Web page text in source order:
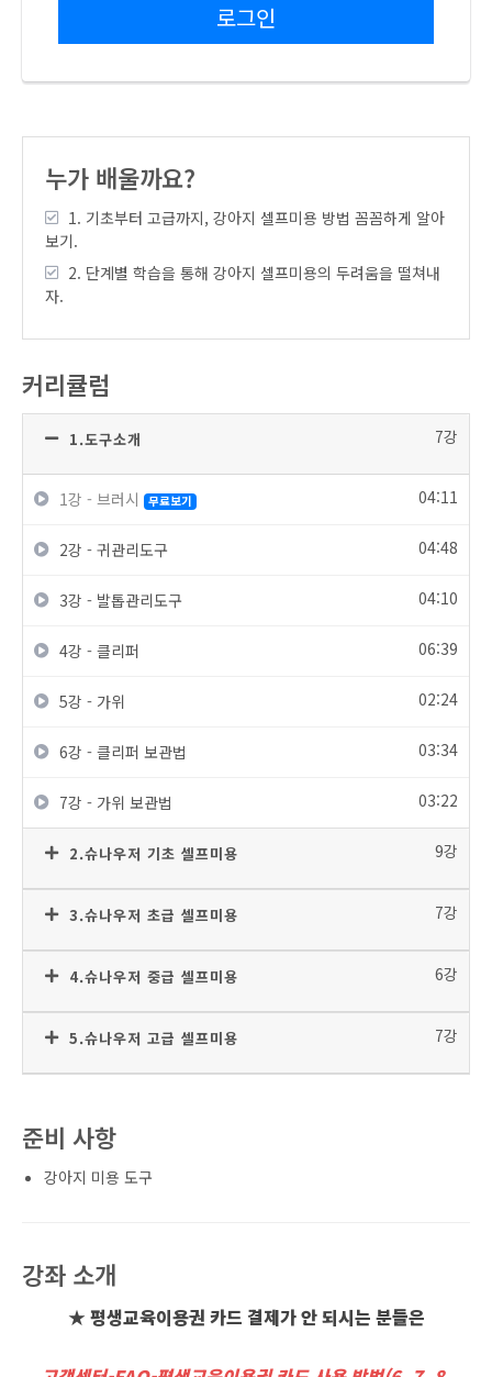
로그인
누가 배울까요?
1. 기초부터 고급까지, 강아지 셀프미용 방법 꼼꼼하게 알아
보기.
2. 단계별 학습을 통해 강아지 셀프미용의 두려움을 떨쳐내
자.
커리큘럼
1.도구소개 7강
1강 - 브러시 무료보기 04:11
2강 - 귀관리도구 04:48
3강 - 발톱관리도구 04:10
4강 - 클리퍼 06:39
5강 - 가위 02:24
6강 - 클리퍼 보관법 03:34
7강 - 가위 보관법 03:22
2.슈나우저 기초 셀프미용 9강
3.슈나우저 초급 셀프미용 7강
4.슈나우저 중급 셀프미용 6강
5.슈나우저 고급 셀프미용 7강
준비 사항
강아지 미용 도구
강좌 소개
★ 평생교육이용권 카드 결제가 안 되시는 분들은